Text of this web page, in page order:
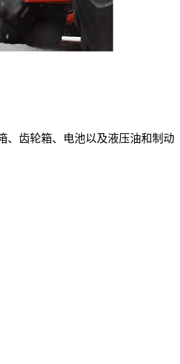
、齿轮箱、电池以及液压油和制动